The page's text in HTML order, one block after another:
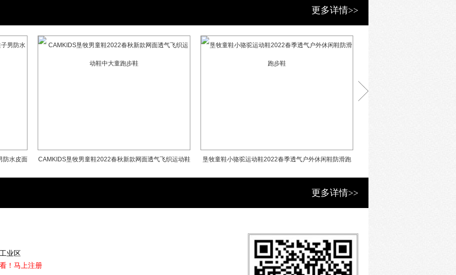
标” 双品牌战略，同时涵盖青少年时尚户外与时尚运动两大市场，满足品牌发展
洲户外展、晋江鞋博会等专业展会，与电影漫画巨头美国漫威跨界合作，赛事赞
强、第七届/第九届亚洲品牌500强、中国青少年户外运动装备最具竞争力领军品
牌、中国鞋业最具影响力品牌等，连续多年超越国内外同品类品牌，产品销售位
居前列，推动中国青少年户外运动的发展。
更多详情>>
水皮面 CAMKIDS垦牧男童鞋2022春秋新款网面透气飞织运动鞋
中大童跑步鞋
垦牧童鞋小骆驼运动鞋2022春季透气户外休闲鞋防滑跑
步鞋
更多详情>>
业区
！ 马上注册